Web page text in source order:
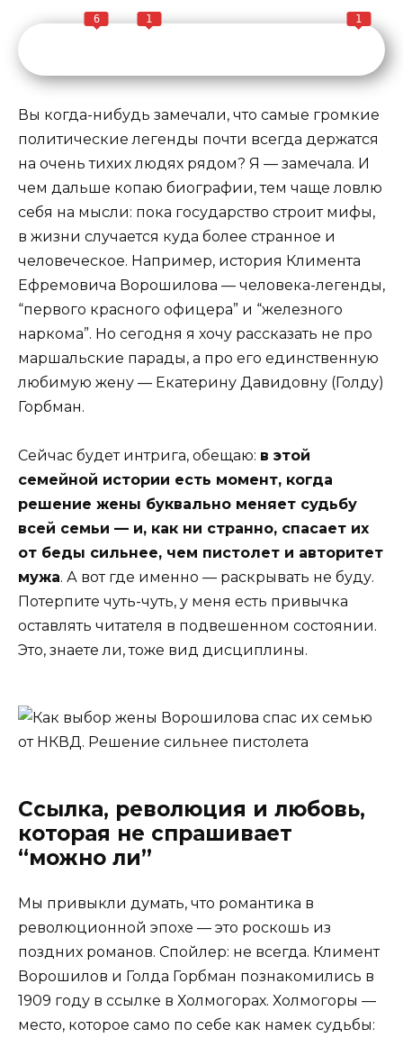
6 1 1
Вы когда-нибудь замечали, что самые громкие
политические легенды почти всегда держатся
на очень тихих людях рядом? Я — замечала. И
чем дальше копаю биографии, тем чаще ловлю
себя на мысли: пока государство строит мифы,
в жизни случается куда более странное и
человеческое. Например, история Климента
Ефремовича Ворошилова — человека-легенды,
“первого красного офицера” и “железного
наркома”. Но сегодня я хочу рассказать не про
маршальские парады, а про его единственную
любимую жену — Екатерину Давидовну (Голду)
Горбман.
Сейчас будет интрига, обещаю: в этой
семейной истории есть момент, когда
решение жены буквально меняет судьбу
всей семьи — и, как ни странно, спасает их
от беды сильнее, чем пистолет и авторитет
мужа. А вот где именно — раскрывать не буду.
Потерпите чуть-чуть, у меня есть привычка
оставлять читателя в подвешенном состоянии.
Это, знаете ли, тоже вид дисциплины.
Ссылка, революция и любовь,
которая не спрашивает
“можно ли”
Мы привыкли думать, что романтика в
революционной эпохе — это роскошь из
поздних романов. Спойлер: не всегда. Климент
Ворошилов и Голда Горбман познакомились в
1909 году в ссылке в Холмогорах. Холмогоры —
место, которое само по себе как намек судьбы: